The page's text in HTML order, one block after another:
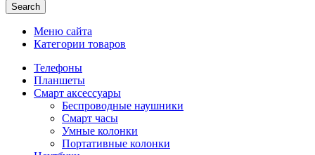
Search
Меню сайта
Категории товаров
Телефоны
Планшеты
Смарт аксессуары
Беспроводные наушники
Смарт часы
Умные колонки
Портативные колонки